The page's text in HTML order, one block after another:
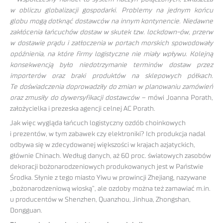
w obliczu globalizacji gospodarki. Problemy na jednym końcu
globu mogą dotknąć dostawców na innym kontynencie. Niedawne
zakłócenia łańcuchów dostaw w skutek tzw. lockdown-ów, przerw
w dostawie prądu i zatłoczenia w portach morskich spowodowały
opóźnienia, na które firmy logistyczne nie miały wpływu. Kolejną
konsekwencją było niedotrzymanie terminów dostaw przez
importerów oraz braki produktów na sklepowych półkach.
Te doświadczenia doprowadziły do zmian w planowaniu zamówień
oraz zmusiły do dywersyfikacji dostawców – mówi Joanna Porath,
założycielka i prezeska agencji celnej AC Porath.
Jak więc wygląda łańcuch logistyczny ozdób choinkowych
i prezentów, w tym zabawek czy elektroniki? Ich produkcja nadal
odbywa się w zdecydowanej większości w krajach azjatyckich,
głównie Chinach. Według danych, aż 60 proc. światowych zasobów
dekoracji bożonarodzeniowych produkowanych jest w Państwie
Środka. Słynie z tego miasto Yiwu w prowincji Zhejiang, nazywane
„bożonarodzeniową wioską”, ale ozdoby można też zamawiać m.in.
u producentów w Shenzhen, Quanzhou, Jinhua, Zhongshan,
Dongguan.